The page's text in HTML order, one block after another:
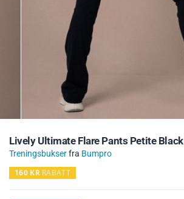
Lively Ultimate Flare Pants Petite Black
Treningsbukserfra Bumpro
160 KRRABATT